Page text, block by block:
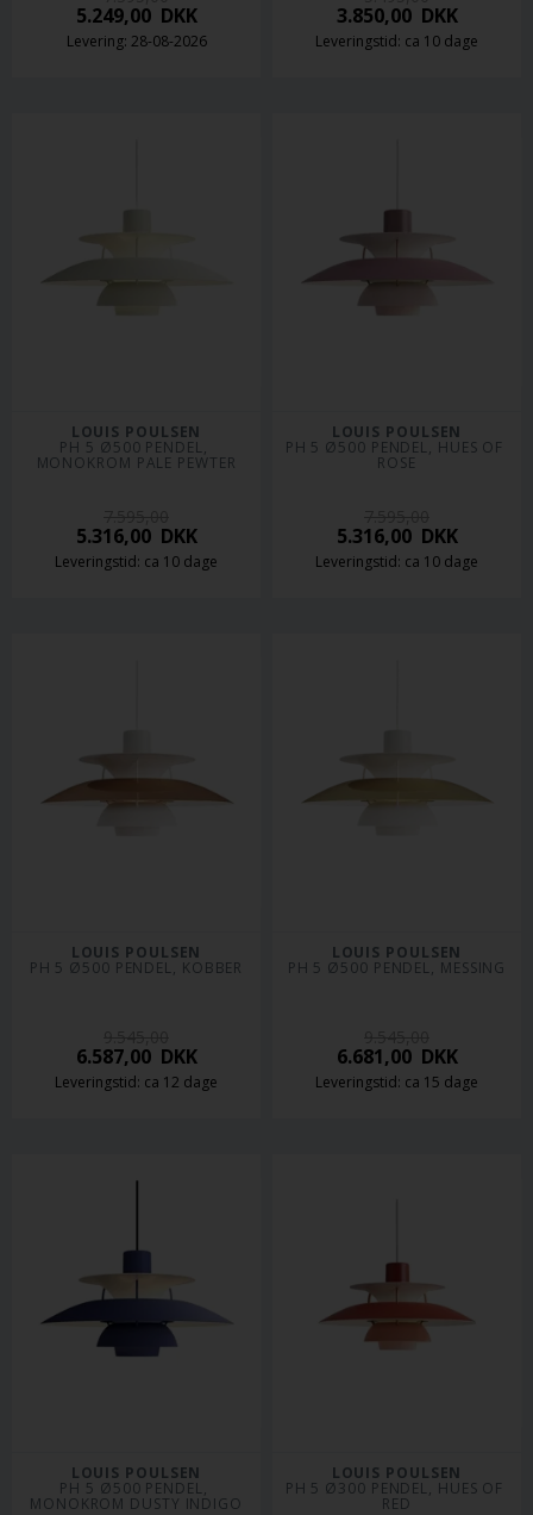
5.249,00DKK
Levering: 28-08-2026
3.850,00DKK
Leveringstid: ca 10 dage
LOUIS POULSEN
PH 5 Ø500 PENDEL,
MONOKROM PALE PEWTER
5.316,00DKK
Leveringstid: ca 10 dage
LOUIS POULSEN
PH 5 Ø500 PENDEL, HUES OF
ROSE
5.316,00DKK
Leveringstid: ca 10 dage
LOUIS POULSEN
PH 5 Ø500 PENDEL, KOBBER
6.587,00DKK
Leveringstid: ca 12 dage
LOUIS POULSEN
PH 5 Ø500 PENDEL, MESSING
6.681,00DKK
Leveringstid: ca 15 dage
LOUIS POULSEN
PH 5 Ø500 PENDEL,
MONOKROM DUSTY INDIGO
LOUIS POULSEN
PH 5 Ø300 PENDEL, HUES OF
RED